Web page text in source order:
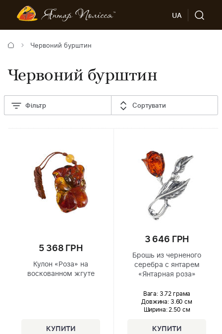
UA
Червоний бурштин
Червоний бурштин
Фільтр Сортувати
5 368 ГРН
Кулон «Роза» на
воскованном жгуте
3 646 ГРН
Брошь из черненого
серебра с янтарем
«Янтарная роза»
Вага: 3.72 грама
Довжина: 3.60 см
Ширина: 2.50 см